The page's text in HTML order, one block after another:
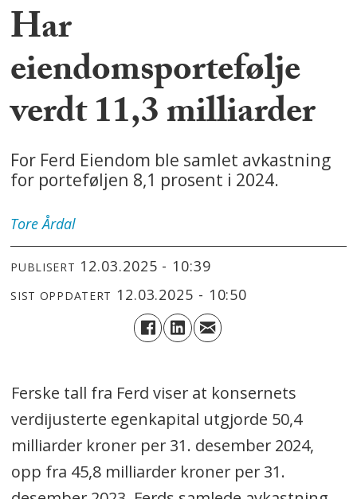
Har
eiendomsportefølje
verdt 11,3 milliarder
For Ferd Eiendom ble samlet avkastning
for porteføljen 8,1 prosent i 2024.
Tore Årdal
PUBLISERT 12.03.2025 - 10:39
SIST OPPDATERT 12.03.2025 - 10:50
Ferske tall fra Ferd viser at konsernets
verdijusterte egenkapital utgjorde 50,4
milliarder kroner per 31. desember 2024,
opp fra 45,8 milliarder kroner per 31.